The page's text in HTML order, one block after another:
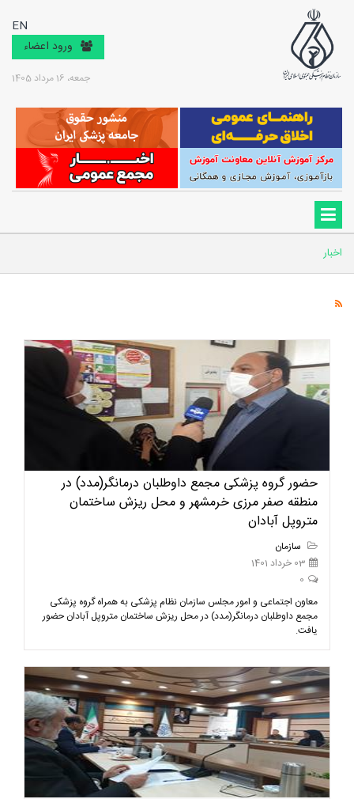
EN
ورود اعضاء
جمعه، 16 مرداد 1405
اخبار
حضور گروه پزشکی مجمع داوطلبان درمانگر(مدد) در
منطقه صفر مرزی خرمشهر و محل ریزش ساختمان
متروپل آبادان
سازمان
03 خرداد 1401
0
معاون اجتماعی و امور مجلس سازمان نظام پزشکی به همراه گروه پزشکی
مجمع داوطلبان درمانگر(مدد) در محل ریزش ساختمان متروپل آبادان حضور
یافت.